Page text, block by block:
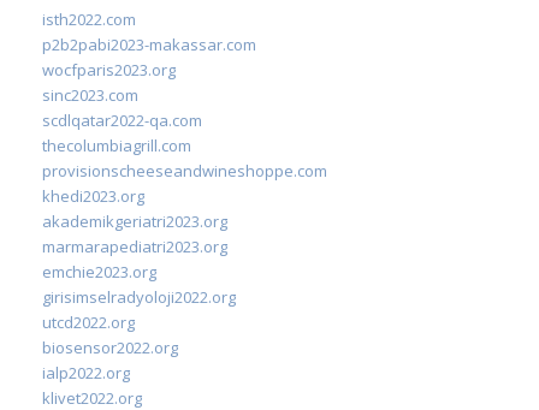
isth2022.com
p2b2pabi2023-makassar.com
wocfparis2023.org
sinc2023.com
scdlqatar2022-qa.com
thecolumbiagrill.com
provisionscheeseandwineshoppe.com
khedi2023.org
akademikgeriatri2023.org
marmarapediatri2023.org
emchie2023.org
girisimselradyoloji2022.org
utcd2022.org
biosensor2022.org
ialp2022.org
klivet2022.org